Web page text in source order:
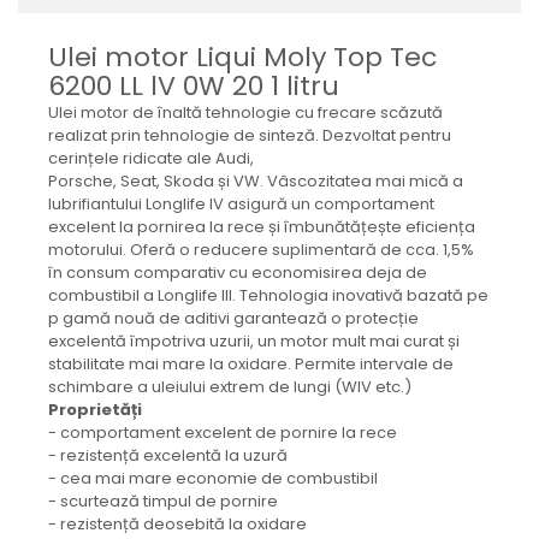
Electropompa si motoare
electrice
Burdufuri si cilindri hidraulici
Role, bucsi si bolturi
BEHRENS
Bolturi - role - bucse
Burdufe si cilindri
Mecanice
Electrice
Hidraulice
Motoare electrice si pompe
SÖRENSEN
Mecanice
Electrice
Hidraulice
Cilindri hidraulici si burdufe
Ulei motor Liqui Moly Top Tec
6200 LL lV 0W 20 1 litru
Ulei motor de înaltă tehnologie cu frecare scăzută
realizat prin tehnologie de sinteză. Dezvoltat pentru
cerințele ridicate ale Audi,
Porsche, Seat, Skoda și VW. Vâscozitatea mai mică a
lubrifiantului Longlife IV asigură un comportament
excelent la pornirea la rece și îmbunătățește eficiența
motorului. Oferă o reducere suplimentară de cca. 1,5%
în consum comparativ cu economisirea deja de
combustibil a Longlife III. Tehnologia inovativă bazată pe
p gamă nouă de aditivi garantează o protecție
excelentă împotriva uzurii, un motor mult mai curat și
stabilitate mai mare la oxidare. Permite intervale de
schimbare a uleiului extrem de lungi (WIV etc.)
Proprietăți
- comportament excelent de pornire la rece
- rezistență excelentă la uzură
- cea mai mare economie de combustibil
- scurtează timpul de pornire
- rezistență deosebită la oxidare